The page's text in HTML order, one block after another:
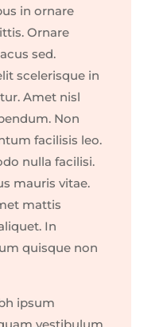
in ornare
Ornare
sed.
scelerisque in
Amet nisl
Non
facilisis leo.
nulla facilisi.
mauris vitae.
mattis
In
quisque non
ipsum